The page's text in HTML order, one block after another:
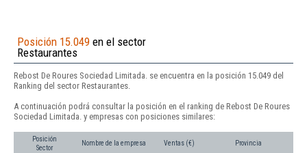
Posición 15.049 en el sector
Restaurantes
Rebost De Roures Sociedad Limitada. se encuentra en la posición 15.049 del
Ranking del sector Restaurantes.
A continuación podrá consultar la posición en el ranking de Rebost De Roures
Sociedad Limitada. y empresas con posiciones similares:
Posición
Sector
Nombre de la empresa Ventas (€) Provincia